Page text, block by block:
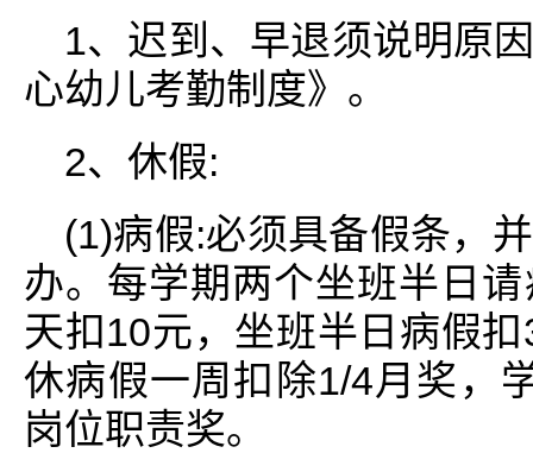
1、迟到、早退须说明原
心幼儿考勤制度》。
2、休假:
(1)病假:必须具备假条，
办。每学期两个坐班半日
天扣10元，坐班半日病假
休病假一周扣除1/4月奖，
岗位职责奖。